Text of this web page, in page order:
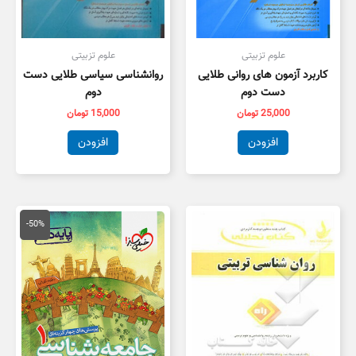
علوم تزبیتی
کاربرد آزمون های روانی طلایی
دست دوم
25,000تومان
افزودن
علوم تزبیتی
روانشناسی سیاسی طلایی دست
دوم
15,000 تومان
افزودن
-50%
قیمت
اصلی
50,000 تومان
بود.
قیمت
فعلی
است.